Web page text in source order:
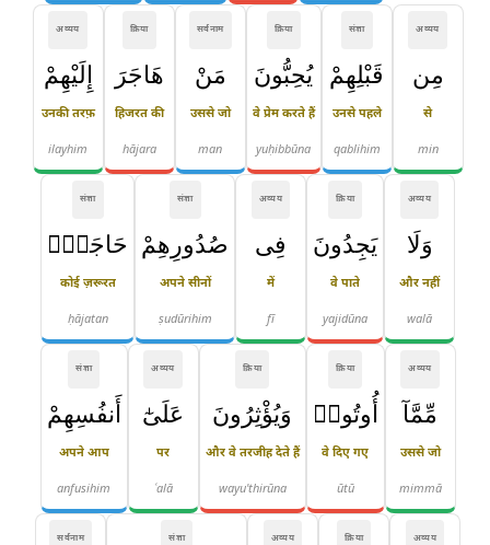
अव्यय
مِن
से
min
संज्ञा
قَبْلِهِمْ
उनसे पहले
qablihim
क्रिया
يُحِبُّونَ
वे प्रेम करते हैं
yuḥibbūna
सर्वनाम
مَنْ
उससे जो
man
क्रिया
هَاجَرَ
हिजरत की
hājara
अव्यय
إِلَيْهِمْ
उनकी तरफ़
ilayhim
अव्यय
وَلَا
और नहीं
walā
क्रिया
يَجِدُونَ
वे पाते
yajidūna
अव्यय
فِى
में
fī
संज्ञा
صُدُورِهِمْ
अपने सीनों
ṣudūrihim
संज्ञा
حَاجَةًۭ
कोई ज़रूरत
ḥājatan
अव्यय
مِّمَّآ
उससे जो
mimmā
क्रिया
أُوتُوا۟
वे दिए गए
ūtū
क्रिया
وَيُؤْثِرُونَ
और वे तरजीह देते हैं
wayu'thirūna
अव्यय
عَلَىٰٓ
पर
ʿalā
संज्ञा
أَنفُسِهِمْ
अपने आप
anfusihim
अव्यय
क्रिया
अव्यय
संज्ञा
सर्वनाम